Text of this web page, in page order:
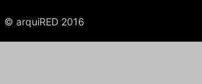
© arquiRED 2016